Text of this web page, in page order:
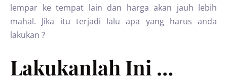
lempar ke tempat lain dan harga akan jauh lebih
mahal. Jika itu terjadi lalu apa yang harus anda
lakukan ?
Lakukanlah Ini …